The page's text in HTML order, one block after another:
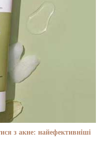
з акне: найефективніші